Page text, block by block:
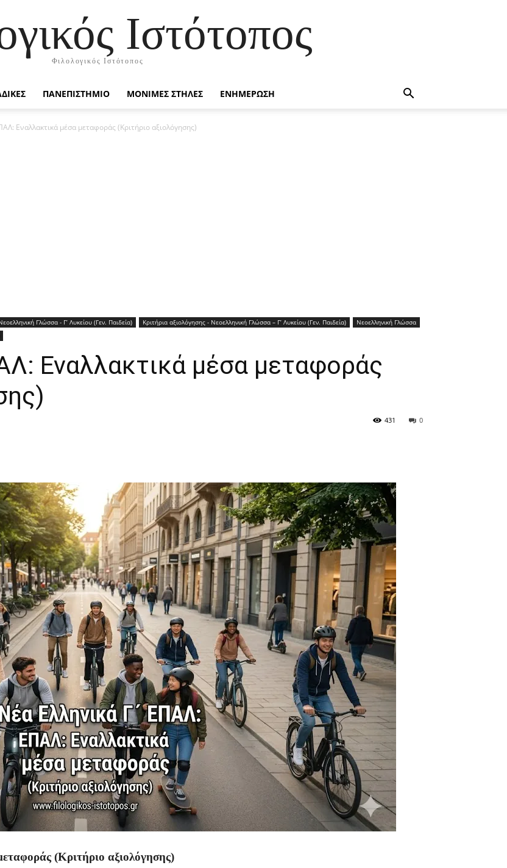
Ιστότοπος
Φιλολογικός Ιστότοπος
ΠΑΝΕΠΙΣΤΗΜΙΟ ΜΟΝΙΜΕΣ ΣΤΗΛΕΣ ΕΝΗΜΕΡΩΣΗ
Εναλλακτικά μέσα μεταφοράς (Κριτήριο αξιολόγησης)
Γλώσσα - Γ’ Λυκείου (Γεν. Παιδεία) Κριτήρια αξιολόγησης - Νεοελληνική Γλώσσα – Γ’ Λυκείου (Γεν. Παιδεία)
Νεοελληνική Γλώσσα
Εναλλακτικά μέσα μεταφοράς
0
431
(Κριτήριο αξιολόγησης)